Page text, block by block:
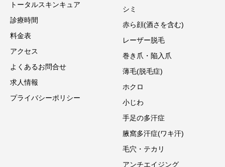
トータルスキンキュア
診療時間
料金表
アクセス
よくあるお問合せ
求人情報
プライバシーポリシー
シミ
赤ら顔(酒さを含む)
レーザー脱毛
巻き爪・陥入爪
薄毛(脱毛症)
ホクロ
小じわ
手足の多汗症
腋窩多汗症(ワキ汗)
毛穴・テカリ
アンチエイジング